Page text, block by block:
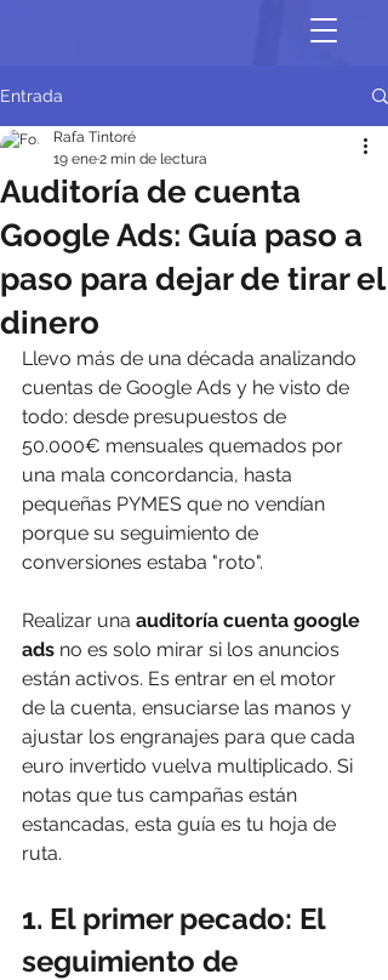
Entrada
Auditoría de cuenta
Google Ads: Guía paso a
paso para dejar de tirar el
dinero
Rafa Tintoré
19 ene2 min de lectura
Llevo más de una década analizando
cuentas de Google Ads y he visto de
todo: desde presupuestos de
50.000€ mensuales quemados por
una mala concordancia, hasta
pequeñas PYMES que no vendían
porque su seguimiento de
conversiones estaba "roto".
Realizar una auditoría cuenta google
ads no es solo mirar si los anuncios
están activos. Es entrar en el motor
de la cuenta, ensuciarse las manos y
ajustar los engranajes para que cada
euro invertido vuelva multiplicado. Si
notas que tus campañas están
estancadas, esta guía es tu hoja de
ruta.
1. El primer pecado: El
seguimiento de